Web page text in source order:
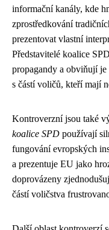
informační kanály, kde
zprostředkování
prezentovat vlastní
Představitelé koalice
propagandy a obviňují
s částí voličů, kteří mají
Kontroverzní jsou také
koalice SPD používají
fungování evropských
a prezentuje EU jako
doprovázeny
částí voličstva